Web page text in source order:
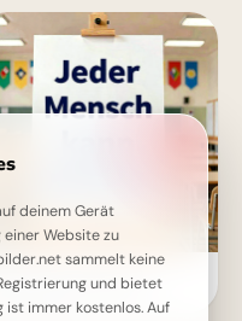
Schulstart
für WhatsApp-
deinem Gerät
Website zu
sammelt keine
und bietet
ist immer kostenlos. Auf